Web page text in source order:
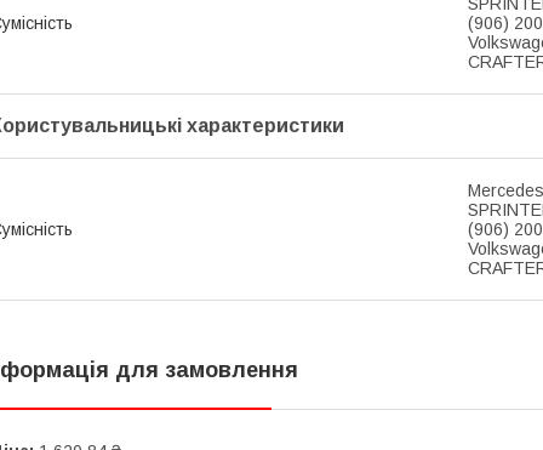
(906)
характеристики
(906)
для замовлення